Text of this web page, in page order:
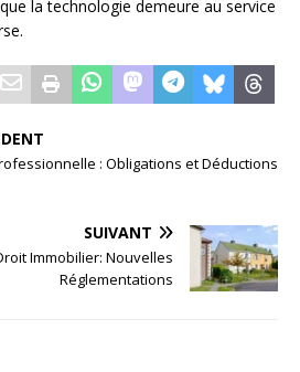
la technologie demeure au service
: Obligations et Déductions
SUIVANT
Immobilier: Nouvelles
Réglementations